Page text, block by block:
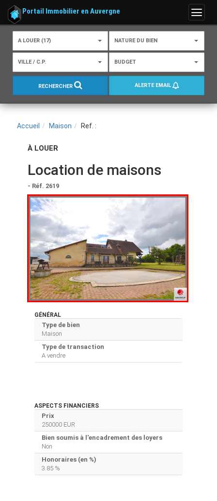
Menu
Portail Immobilier en Auvergne
A LOUER (17) NATURE DU BIEN
VILLE / C.P. BUDGET
RECHERCHER ALERTE EMAIL
Accueil Maison Ref. :
À LOUER
Location de maisons
- Réf. 2619
GÉNÉRAL
Type de bien
Maison
Type de transaction
A vendre
ASPECTS FINANCIERS
Prix
250000 EUR
Bien soumis à l'encadrement des loyers
Non
Honoraires (en %)
3.85 %